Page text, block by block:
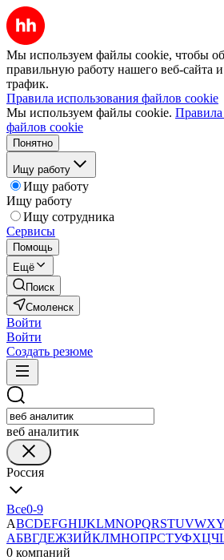
Мы используем файлы cookie, чтобы
правильную работу нашего веб-сайта и
трафик.
Правила использования файлов cookie
Мы используем файлы cookie. Правила
файлов cookie
Понятно
Ищу работу
Ищу работу
Ищу работу
Ищу сотрудника
Сервисы
Помощь
Ещё
Поиск
Смоленск
Войти
Войти
Создать резюме
веб аналитик
Россия
Все0-9
ABCDEFGHIJKLMNOPQRSTUVWXY
АБВГДЕЖЗИЙКЛМНОПРСТУФХЦЧ
0 компаний